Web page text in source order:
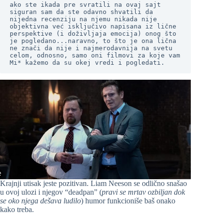
ako ste ikada pre svratili na ovaj sajt
siguran sam da ste odavno shvatili da
nijedna recenziju na njemu nikada nije
objektivna već isključivo napisana iz lične
perspektive (i doživljaja emocija) onog što
je pogledano...naravno, to što je ona lična
ne znači da nije i najmerodavnija na svetu
celom, odnosno, samo oni filmovi za koje vam
Mi* kažemo da su okej vredi i pogledati.
Krajnji utisak jeste pozitivan. Liam Neeson se odlično snašao
u ovoj ulozi i njegov “deadpan” (pravi se mrtav ozbiljan dok
se oko njega dešava ludilo) humor funkcioniše baš onako
kako treba.